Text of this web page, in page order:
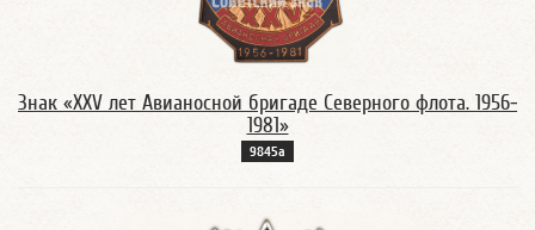
Знак «XXV лет Авианосной бригаде Северного флота. 1956-
1981»
9845а